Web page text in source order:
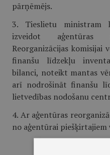
pārņēmējs.
3. Tieslietu ministram
izveidot aģentūras
Reorganizācijas
finanšu līdzekļu
bilanci, noteikt mantas
arī nodrošināt finanšu
lietvedības nodošanu
4. Ar aģentūras
no aģentūrai